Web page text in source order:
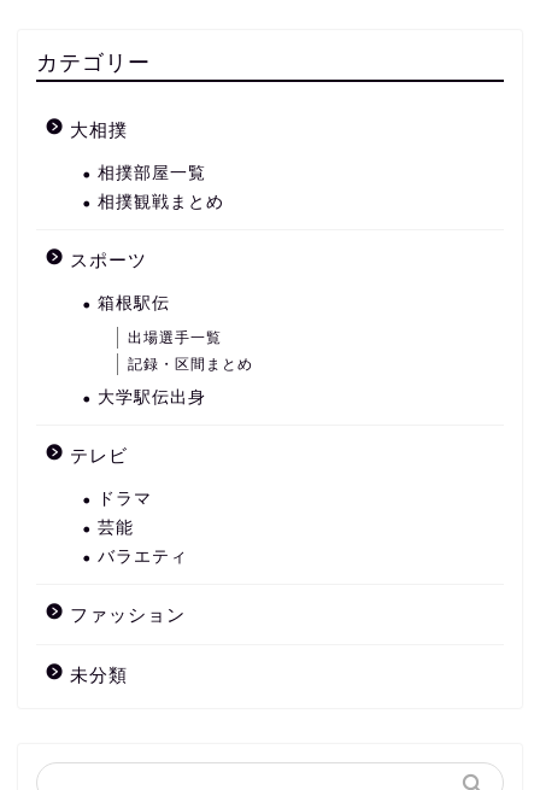
カテゴリー
大相撲
相撲部屋一覧
相撲観戦まとめ
スポーツ
箱根駅伝
出場選手一覧
記録・区間まとめ
大学駅伝出身
テレビ
ドラマ
芸能
バラエティ
ファッション
未分類